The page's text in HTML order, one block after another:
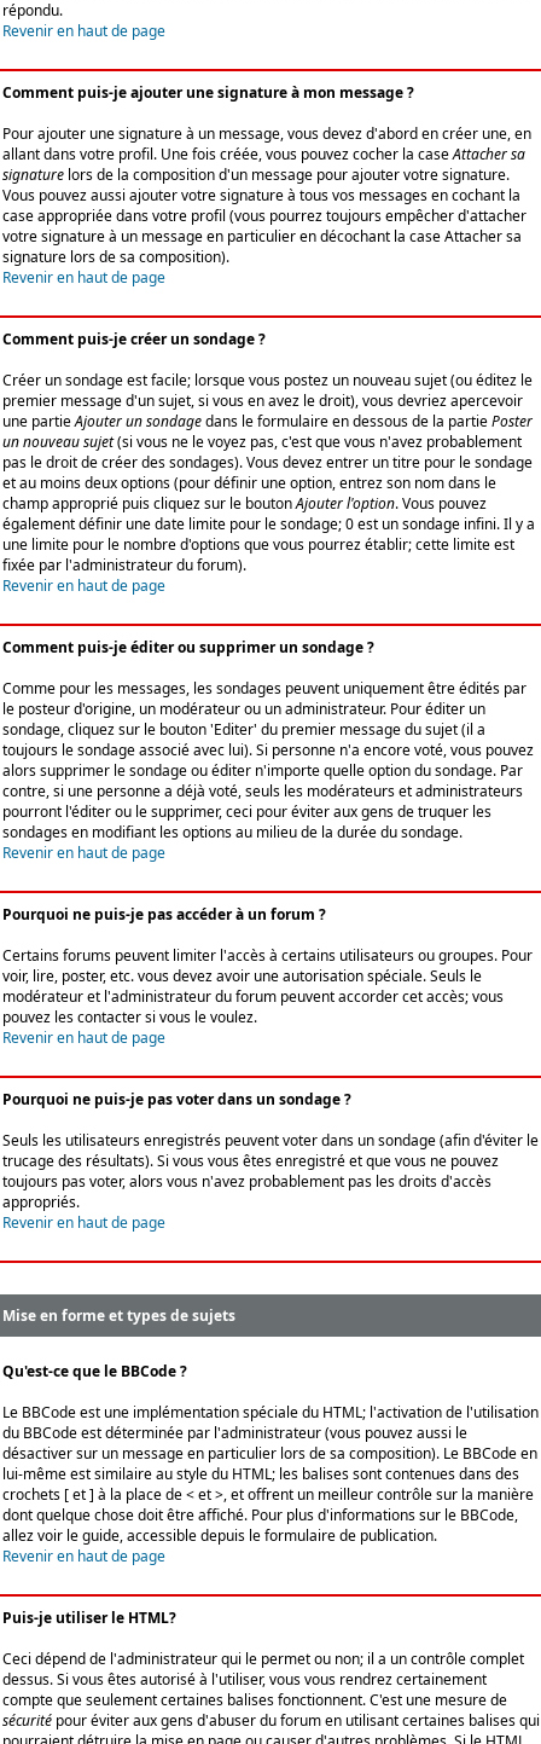
répondu.
Revenir en haut de page
Comment puis-je ajouter une signature à mon message ?
Pour ajouter une signature à un message, vous devez d'abord en créer une, en
allant dans votre profil. Une fois créée, vous pouvez cocher la caseAttacher sa
signature lors de la composition d'un message pour ajouter votre signature.
Vous pouvez aussi ajouter votre signature à tous vos messages en cochant la
case appropriée dans votre profil (vous pourrez toujours empêcher d'attacher
votre signature à un message en particulier en décochant la case Attacher sa
signature lors de sa composition).
Revenir en haut de page
Comment puis-je créer un sondage ?
Créer un sondage est facile; lorsque vous postez un nouveau sujet (ou éditez le
premier message d'un sujet, si vous en avez le droit), vous devriez apercevoir
une partieAjouter un sondagedans le formulaire en dessous de la partiePoster
un nouveau sujet(si vous ne le voyez pas, c'est que vous n'avez probablement
pas le droit de créer des sondages). Vous devez entrer un titre pour le sondage
et au moins deux options (pour définir une option, entrez son nom dans le
champ approprié puis cliquez sur le boutonAjouter l'option. Vous pouvez
également définir une date limite pour le sondage; 0 est un sondage infini. Il y a
une limite pour le nombre d'options que vous pourrez établir; cette limite est
fixée par l'administrateur du forum).
Revenir en haut de page
Comment puis-je éditer ou supprimer un sondage ?
Comme pour les messages, les sondages peuvent uniquement être édités par
le posteur d'origine, un modérateur ou un administrateur. Pour éditer un
sondage, cliquez sur le bouton 'Editer' du premier message du sujet (il a
toujours le sondage associé avec lui). Si personne n'a encore voté, vous pouvez
alors supprimer le sondage ou éditer n'importe quelle option du sondage. Par
contre, si une personne a déjà voté, seuls les modérateurs et administrateurs
pourront l'éditer ou le supprimer, ceci pour éviter aux gens de truquer les
sondages en modifiant les options au milieu de la durée du sondage.
Revenir en haut de page
Pourquoi ne puis-je pas accéder à un forum ?
Certains forums peuvent limiter l'accès à certains utilisateurs ou groupes. Pour
voir, lire, poster, etc. vous devez avoir une autorisation spéciale. Seuls le
modérateur et l'administrateur du forum peuvent accorder cet accès; vous
pouvez les contacter si vous le voulez.
Revenir en haut de page
Pourquoi ne puis-je pas voter dans un sondage ?
Seuls les utilisateurs enregistrés peuvent voter dans un sondage (afin d'éviter le
trucage des résultats). Si vous vous êtes enregistré et que vous ne pouvez
toujours pas voter, alors vous n'avez probablement pas les droits d'accès
appropriés.
Revenir en haut de page
Mise en forme et types de sujets
Qu'est-ce que le BBCode ?
Le BBCode est une implémentation spéciale du HTML; l'activation de l'utilisation
du BBCode est déterminée par l'administrateur (vous pouvez aussi le
désactiver sur un message en particulier lors de sa composition). Le BBCode en
lui-même est similaire au style du HTML; les balises sont contenues dans des
crochets [ et ] à la place de < et >, et offrent un meilleur contrôle sur la manière
dont quelque chose doit être affiché. Pour plus d'informations sur le BBCode,
allez voir le guide, accessible depuis le formulaire de publication.
Revenir en haut de page
Puis-je utiliser le HTML?
Ceci dépend de l'administrateur qui le permet ou non; il a un contrôle complet
dessus. Si vous êtes autorisé à l'utiliser, vous vous rendrez certainement
compte que seulement certaines balises fonctionnent. C'est une mesure de
sécurité pour éviter aux gens d'abuser du forum en utilisant certaines balises qui